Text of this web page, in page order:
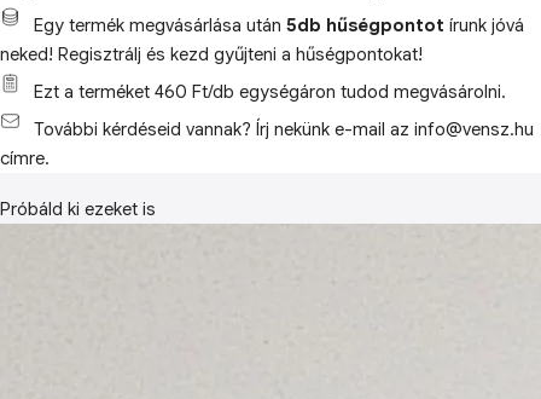
Egy termék megvásárlása után 5db hűségpontot írunk jóvá
neked! Regisztrálj és kezd gyűjteni a hűségpontokat!
Ezt a terméket 460 Ft/db egységáron tudod megvásárolni.
További kérdéseid vannak? Írj nekünk e-mail az info@vensz.hu
címre.
Próbáld ki ezeket is